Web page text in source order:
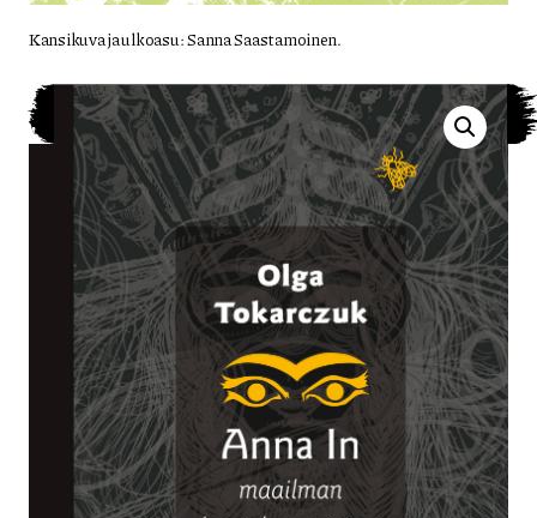
Kansikuva ja ulkoasu: Sanna Saastamoinen.